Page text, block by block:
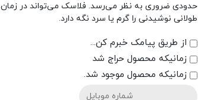
حدودی ضروری به نظر می‌رسد. فلاسک می‌تواند در زمان
طولانی نوشیدنی را گرم یا سرد نگه دارد.
از طریق پیامک خبرم کن...
زمانیکه محصول حراج شد
زمانیکه محصول موجود شد.